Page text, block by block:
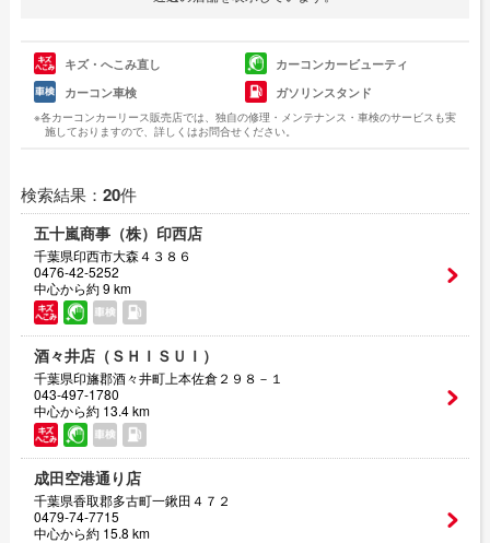
キズ・へこみ直し
カーコンカービューティ
カーコン車検
ガソリンスタンド
※各カーコンカーリース販売店では、独自の修理・メンテナンス・車検のサービスも実
施しておりますので、詳しくはお問合せください。
検索結果： 20件
五十嵐商事（株）印西店
千葉県印西市大森４３８６
0476-42-5252
中心から約 9 km
酒々井店（ＳＨＩＳＵＩ）
千葉県印旛郡酒々井町上本佐倉２９８－１
043-497-1780
中心から約 13.4 km
成田空港通り店
千葉県香取郡多古町一鍬田４７２
0479-74-7715
中心から約 15.8 km